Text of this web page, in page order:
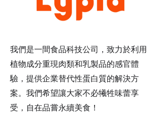
我們是一間食品科技公司，致力於利用
植物成分重現肉類和乳製品的感官體
驗，提供企業替代性蛋白質的解決方
案。我們希望讓大家不必犧牲味蕾享
受，自在品嘗永續美食！